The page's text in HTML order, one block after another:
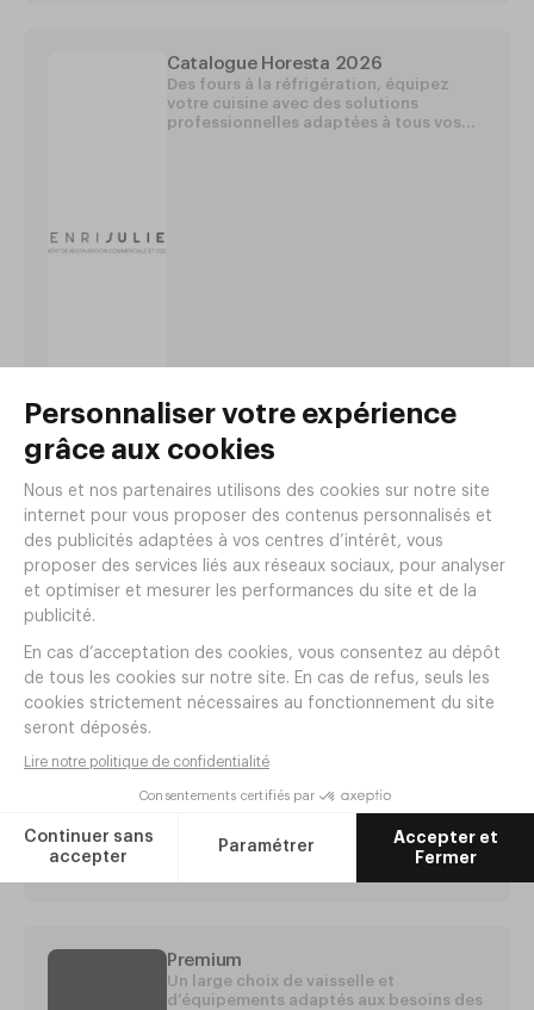
Catalogue Horesta 2026
Des fours à la réfrigération, équipez
votre cuisine avec des solutions
professionnelles adaptées à tous vos
Catalogue Verres 2026
Une sélection de verres, spécialement
conçus pour les hôtels et restaurants,
pour sublimer cocktails, vins et
champagnes.
Premium
Un large choix de vaisselle et
d’équipements adaptés aux besoins des